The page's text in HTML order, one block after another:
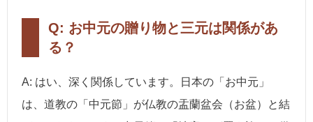
Q: お中元の贈り物と三元は関係があ
る？
A: はい、深く関係しています。日本の「お中元」
は、道教の「中元節」が仏教の盂蘭盆会（お盆）と結